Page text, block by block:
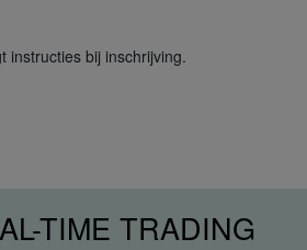
instructies bij inschrijving.
TIME TRADING